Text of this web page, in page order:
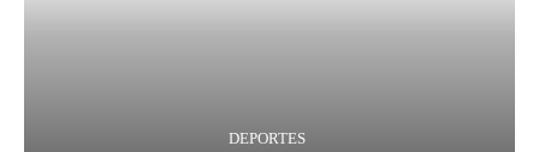
DEPORTES